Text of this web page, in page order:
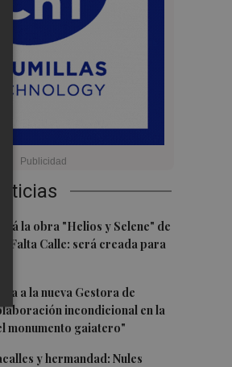
la obra "Helios y Selene" de
Falta Calle: será creada para
a la nueva Gestora de
incondicional en la
monumento gaiatero"
y hermandad: Nules